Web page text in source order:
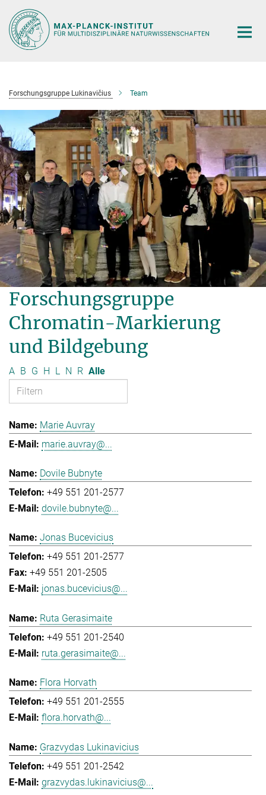
Hauptinhalt
Forschungsgruppe Lukinavičius Team
Forschungsgruppe
Chromatin-Markierung
und Bildgebung
A B G H L N R Alle
Marie Auvray
marie.auvray@...
Dovile Bubnyte
+49 551 201-2577
dovile.bubnyte@...
Jonas Bucevicius
+49 551 201-2577
+49 551 201-2505
jonas.bucevicius@...
Ruta Gerasimaite
+49 551 201-2540
ruta.gerasimaite@...
Flora Horvath
+49 551 201-2555
flora.horvath@...
Grazvydas Lukinavicius
+49 551 201-2542
grazvydas.lukinavicius@...